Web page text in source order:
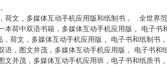
荷文，多媒体互动手机应用版和纸制书， 全世界
本荷中双语书籍，多媒体互动手机应用版， 电子书
荷文，多媒体互动手机应用版， 电子书和纸制书
语，图文并茂，多媒体互动手机应用版， 电子书和
文并茂，多媒体互动手机应用班，电子书和纸质书